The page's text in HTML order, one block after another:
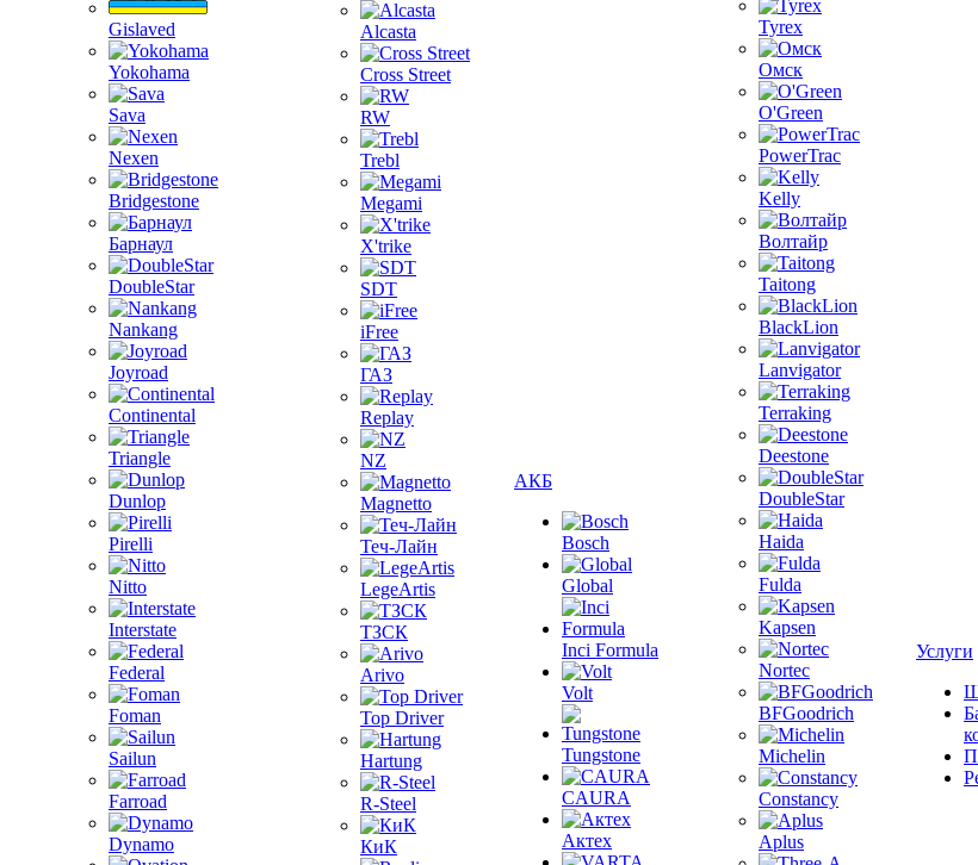
Gislaved
Yokohama
Sava
Nexen
Bridgestone
Барнаул
DoubleStar
Nankang
Joyroad
Continental
Triangle
Dunlop
Pirelli
Nitto
Interstate
Federal
Foman
Sailun
Farroad
Dynamo
Alcasta
Cross Street
RW
Trebl
Megami
X'trike
SDT
iFree
ГАЗ
Replay
NZ
Magnetto
Теч-Лайн
LegeArtis
ТЗСК
Arivo
Top Driver
Hartung
R-Steel
КиК
АКБ
Bosch
Global
Inci Formula
Volt
Tungstone
CAURA
Актех
Tyrex
Омск
O'Green
PowerTrac
Kelly
Волтайр
Taitong
BlackLion
Lanvigator
Terraking
Deestone
DoubleStar
Haida
Fulda
Kapsen
Nortec
BFGoodrich
Michelin
Constancy
Aplus
Услуги